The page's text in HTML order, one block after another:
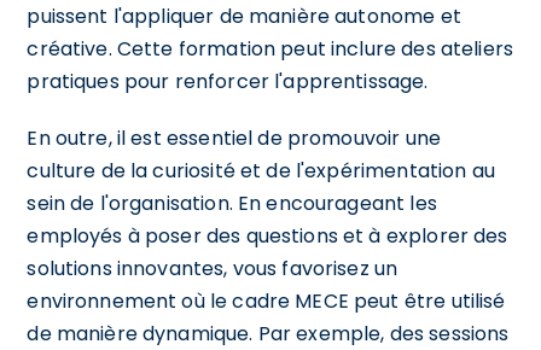
puissent l'appliquer de manière autonome et
créative. Cette formation peut inclure des ateliers
pratiques pour renforcer l'apprentissage.
En outre, il est essentiel de promouvoir une
culture de la curiosité et de l'expérimentation au
sein de l'organisation. En encourageant les
employés à poser des questions et à explorer des
solutions innovantes, vous favorisez un
environnement où le cadre MECE peut être utilisé
de manière dynamique. Par exemple, des sessions